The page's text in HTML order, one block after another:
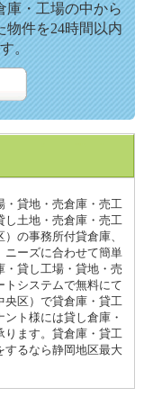
庫・工場の中から
物件を24時間以内
。
・貸地・売倉庫・売工
し土地・売倉庫・売工
の事務所付貸倉庫、
ニーズに合わせて簡単
・貸し工場・貸地・売
トシステムで無料にて
央区）で貸倉庫・貸工
ト様には貸し倉庫・
ります。貸倉庫・貸工
するなら静岡地区最大